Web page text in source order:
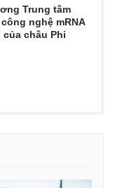
số 483/GP-BTTTT
Trung tâm
nghệ mRNA
của châu Phi